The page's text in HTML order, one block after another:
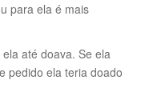
para ela é mais
até doava. Se ela
pedido ela teria doado